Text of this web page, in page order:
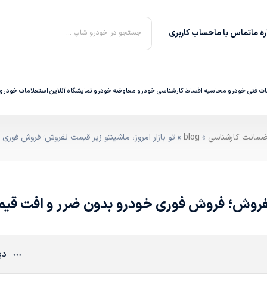
ماتماس با ماحساب کاربری جستجو در خودرو شاپ ...
فنی خودرو محاسبه اقساطکارشناسی خودرو معاوضه خودرو نمایشگاه آنلایناستعلامات
»
blog » تو بازار امروز، ماشینتو زیر قیمت نفروش؛ فروش
نفروش؛ فروش فوری خودرو بدون ضرر و افت